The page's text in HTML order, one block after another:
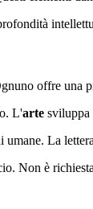
offre una
L'arte sviluppa
La
Non è